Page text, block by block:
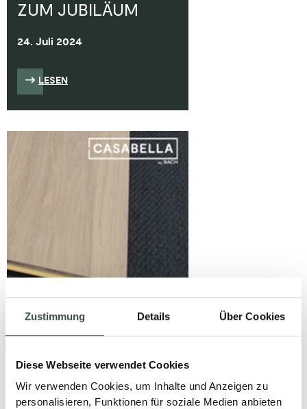
Zustimmung Details Über Cookies
Diese Webseite verwendet Cookies
Wir verwenden Cookies, um Inhalte und Anzeigen zu
personalisieren, Funktionen für soziale Medien anbieten
ZUM JUBILÄUM
24. Juli 2024
LESEN
FLIESEN-
VERLEGUNG